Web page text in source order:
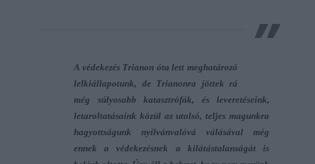
A védekezés Trianon óta lett meghatározó
lelkiállapotunk, de Trianonra jöttek rá
még súlyosabb katasztrófák, és leveretéseink,
letaroltatásaink közül az utolsó, teljes magunkra
hagyottságunk nyilvánvalóvá válásával még
ennek a védekezésnek a kilátástalanságát is